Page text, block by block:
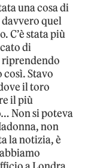
una cosa di
quel
C’è stata più
di
riprendendo
così. Stavo
il toro
il più
Non si poteva
non
la notizia, è